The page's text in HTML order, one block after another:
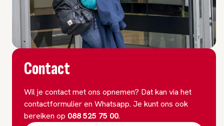
Contact
Wil je contact met ons opnemen? Dat kan via het
contactformulier en Whatsapp. Je kunt ons ook
bereiken op 088 525 75 00.